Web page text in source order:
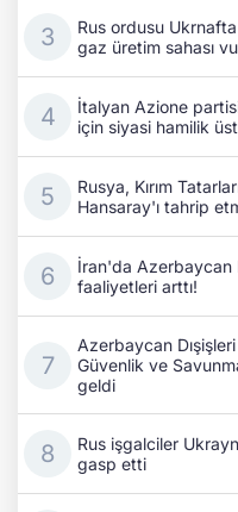
Rus ordusu
gaz üretim sahası
İtalyan Azione
için siyasi hamilik
Rusya, Kırım
Hansaray'ı tahrip
İran'da Azerbaycan
faaliyetleri arttı!
Azerbaycan
Güvenlik ve
geldi
Rus işgalciler
gasp etti